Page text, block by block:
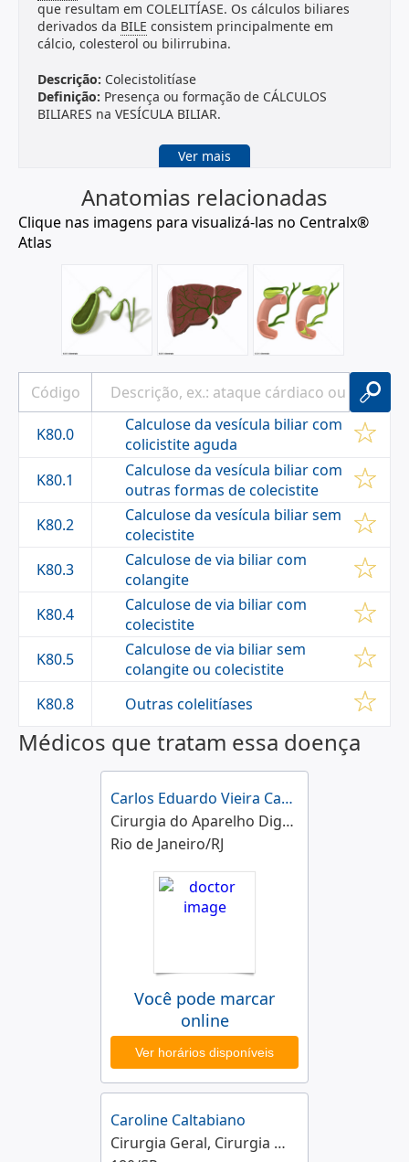
que resultam em COLELITÍASE. Os cálculos biliares
derivados da BILE consistem principalmente em
cálcio, colesterol ou bilirrubina.
Descrição: Colecistolitíase
Definição: Presença ou formação de CÁLCULOS
BILIARES na VESÍCULA BILIAR.
Doenças da Vesícula Biliar
Doenças da VESÍCULA BILIAR. Geralmente
BILIARES noTRATO BILIAR, infecções, neoplasias, ou
outras doenças.
Ver mais
Anatomias relacionadas
Clique nas imagens para visualizá-las no Centralx®
Atlas
K80.0
Calculose da vesícula biliar com
colicistite aguda
K80.1
Calculose da vesícula biliar com
outras formas de colecistite
K80.2
Calculose da vesícula biliar sem
colecistite
K80.3
Calculose de via biliar com
colangite
K80.4
Calculose de via biliar com
colecistite
K80.5
Calculose de via biliar sem
colangite ou colecistite
K80.8
Outras colelitíases
Médicos que tratam essa doença
Carlos Eduardo Vieira Canarim
Cirurgia do Aparelho Digestivo, Cirurgia Videolaparoscópica
Rio de Janeiro/RJ
Você pode marcar
online
Ver horários disponíveis
Caroline Caltabiano
Cirurgia Geral, Cirurgia Oncológica